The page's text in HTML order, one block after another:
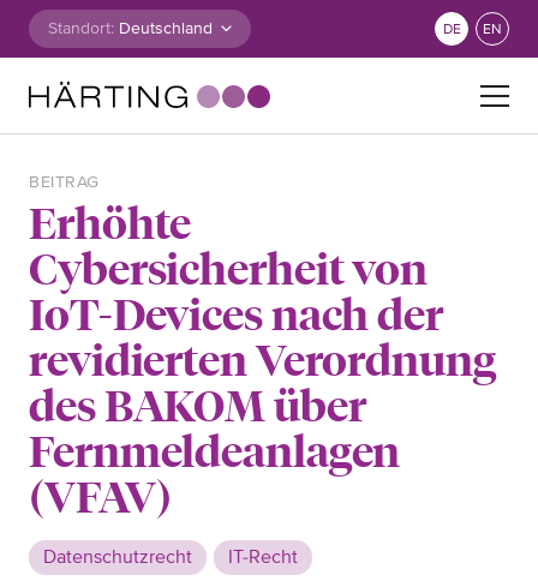
Zum Inhalt springen
Standort: DE EN
BEITRAG
Erhöhte
Cybersicherheit von
IoT-Devices nach der
revidierten Verordnung
des BAKOM über
Fernmeldeanlagen
(VFAV)
Datenschutzrecht
IT-Recht